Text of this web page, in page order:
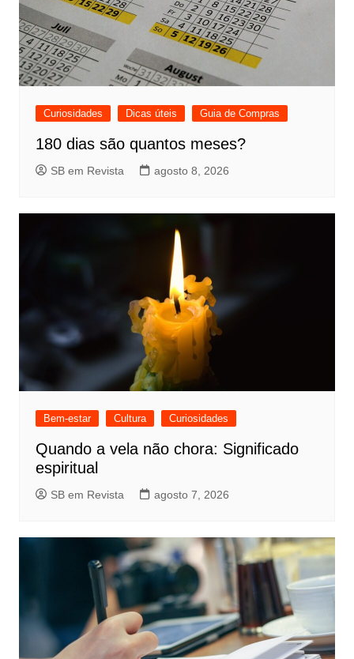
Curiosidades Dicas úteis Guia de Compras
180 dias são quantos meses?
SB em Revista agosto 8, 2026
Bem-estar Cultura Curiosidades
Quando a vela não chora: Significado
espiritual
SB em Revista agosto 7, 2026